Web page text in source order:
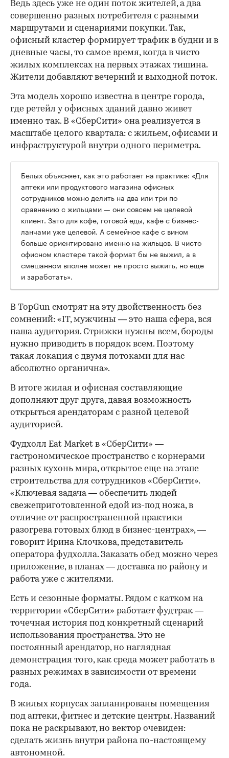
Ведь здесь уже не один поток жителей, а два
совершенно разных потребителя с разными
маршрутами и сценариями покупки. Так,
офисный кластер формирует трафик в будни и в
дневные часы, то самое время, когда в чисто
жилых комплексах на первых этажах тишина.
Жители добавляют вечерний и выходной поток.
Эта модель хорошо известна в центре города,
где ретейл у офисных зданий давно живет
именно так. В «СберСити» она реализуется в
масштабе целого квартала: с жильем, офисами и
инфраструктурой внутри одного периметра.
Белых объясняет, как это работает на практике: «Для
аптеки или продуктового магазина офисных
сотрудников можно делить на два или три по
сравнению с жильцами — они совсем не целевой
клиент. Зато для кофе, готовой еды, кафе с бизнес-
ланчами уже целевой. А семейное кафе с вином
больше ориентировано именно на жильцов. В чисто
офисном кластере такой формат бы не выжил, а в
смешанном вполне может не просто выжить, но еще
и заработать».
В TopGun смотрят на эту двойственность без
сомнений: «IT, мужчины — это наша сфера, вся
наша аудитория. Стрижки нужны всем, бороды
нужно приводить в порядок всем. Поэтому
такая локация с двумя потоками для нас
абсолютно органична».
В итоге жилая и офисная составляющие
дополняют друг друга, давая возможность
открыться арендаторам с разной целевой
аудиторией.
Фудхолл Eat Market в «СберСити» —
гастрономическое пространство с корнерами
разных кухонь мира, открытое еще на этапе
строительства для сотрудников «СберСити».
«Ключевая задача — обеспечить людей
свежеприготовленной едой из-под ножа, в
отличие от распространенной практики
разогрева готовых блюд в бизнес-центрах», —
говорит Ирина Клочкова, представитель
оператора фудхолла. Заказать обед можно через
приложение, в планах — доставка по району и
работа уже с жителями.
Есть и сезонные форматы. Рядом с катком на
территории «СберСити» работает фудтрак —
точечная история под конкретный сценарий
использования пространства. Это не
постоянный арендатор, но наглядная
демонстрация того, как среда может работать в
разных режимах в зависимости от времени
года.
В жилых корпусах запланированы помещения
под аптеки, фитнес и детские центры. Названий
пока не раскрывают, но вектор очевиден:
сделать жизнь внутри района по-настоящему
автономной.